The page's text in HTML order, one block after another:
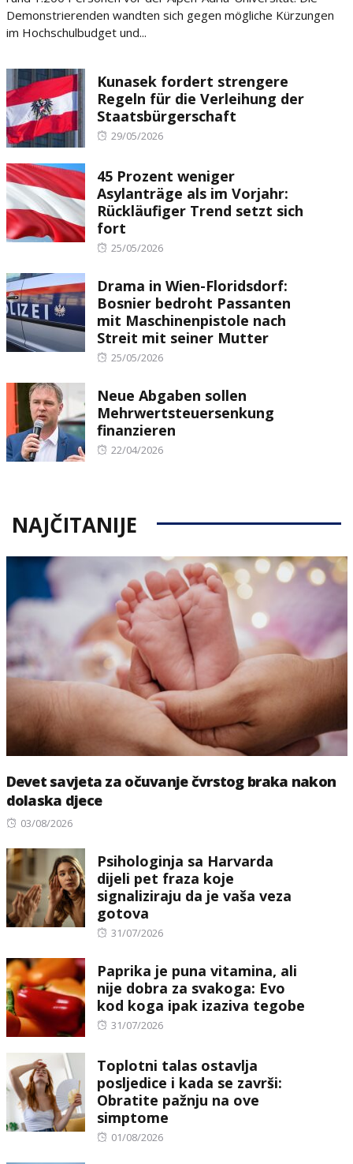
Demonstrierenden wandten sich gegen mögliche Kürzungen
im Hochschulbudget und...
Kunasek fordert strengere
Regeln für die Verleihung der
Staatsbürgerschaft
Posted
29/05/2026
45 Prozent weniger
Asylanträge als im Vorjahr:
Rückläufiger Trend setzt sich
fort
Posted
25/05/2026
Drama in Wien-Floridsdorf:
Bosnier bedroht Passanten
mit Maschinenpistole nach
Streit mit seiner Mutter
Posted
25/05/2026
Neue Abgaben sollen
Mehrwertsteuersenkung
finanzieren
Posted
22/04/2026
NAJČITANIJE
Devet savjeta za očuvanje čvrstog braka nakon
dolaska djece
Posted
03/08/2026
Psihologinja sa Harvarda
dijeli pet fraza koje
signaliziraju da je vaša veza
gotova
Posted
31/07/2026
Paprika je puna vitamina, ali
nije dobra za svakoga: Evo
kod koga ipak izaziva tegobe
Posted
31/07/2026
Toplotni talas ostavlja
posljedice i kada se završi:
Obratite pažnju na ove
simptome
Posted
01/08/2026